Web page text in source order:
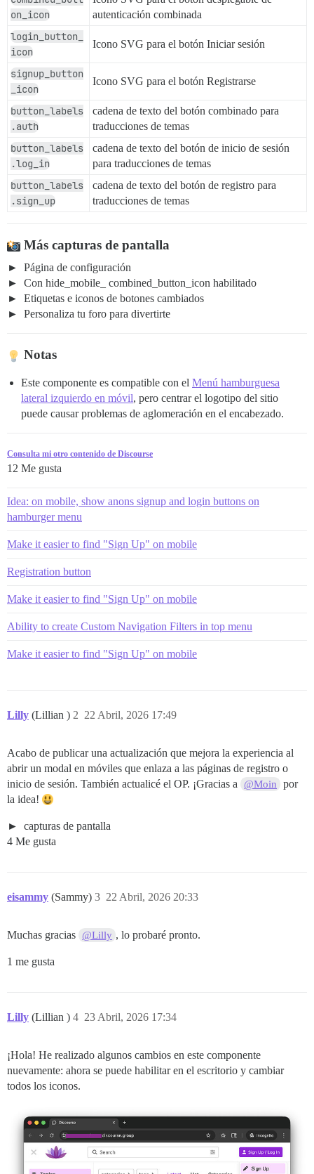
on_icon
autenticación combinada
login_button_
icon
Icono SVG para el botón Iniciar sesión
signup_button
_icon
Icono SVG para el botón Registrarse
button_labels
.auth
cadena de texto del botón combinado para
traducciones de temas
button_labels
.log_in
cadena de texto del botón de inicio de sesión
para traducciones de temas
button_labels
.sign_up
cadena de texto del botón de registro para
traducciones de temas
Más capturas de pantalla
Página de configuración
Con hide_mobile_ combined_button_icon habilitado
Etiquetas e iconos de botones cambiados
Personaliza tu foro para divertirte
Notas
Este componente es compatible con el Menú hamburguesa
lateral izquierdo en móvil, pero centrar el logotipo del sitio
puede causar problemas de aglomeración en el encabezado.
Consulta mi otro contenido de Discourse
12 Me gusta
Idea: on mobile, show anons signup and login buttons on
hamburger menu
Make it easier to find "Sign Up" on mobile
Registration button
Make it easier to find "Sign Up" on mobile
Ability to create Custom Navigation Filters in top menu
Make it easier to find "Sign Up" on mobile
Lilly (Lillian ) 22 Abril, 2026 17:49
2
Acabo de publicar una actualización que mejora la experiencia al
abrir un modal en móviles que enlaza a las páginas de registro o
inicio de sesión. También actualicé el OP. ¡Gracias a
@Moin
por
la idea!
capturas de pantalla
4 Me gusta
eisammy (Sammy) 22 Abril, 2026 20:33
3
Muchas gracias @Lilly , lo probaré pronto.
1 me gusta
Lilly (Lillian ) 23 Abril, 2026 17:34
4
¡Hola! He realizado algunos cambios en este componente
nuevamente: ahora se puede habilitar en el escritorio y cambiar
todos los iconos.